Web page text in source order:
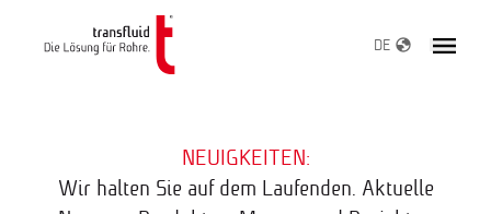
DE
NEUIGKEITEN:
Wir halten Sie auf dem Laufenden. Aktuelle